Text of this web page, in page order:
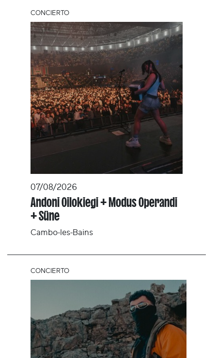
CONCIERTO
07/08/2026
Andoni Oilokiegi + Modus Operandi
+ Süne
Cambo-les-Bains
CONCIERTO